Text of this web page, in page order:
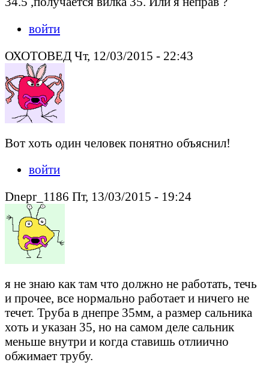
войти
ОХОТОВЕД Чт, 12/03/2015 - 22:43
Вот хоть один человек понятно объяснил!
войти
Dnepr_1186 Пт, 13/03/2015 - 19:24
я не знаю как там что должно не работать, течь
и прочее, все нормально работает и ничего не
течет. Труба в днепре 35мм, а размер сальника
хоть и указан 35, но на самом деле сальник
меньше внутри и когда ставишь отлиично
обжимает трубу.